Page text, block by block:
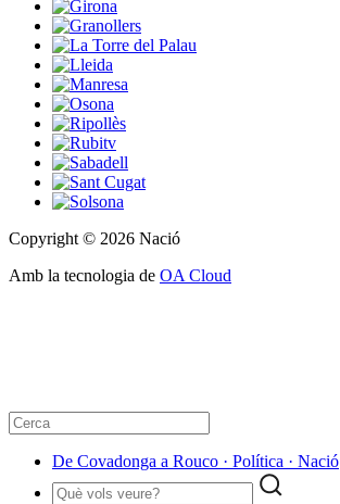
Copyright © 2026 Nació
Amb la tecnologia de OA Cloud
De Covadonga a Rouco · Política · Nació